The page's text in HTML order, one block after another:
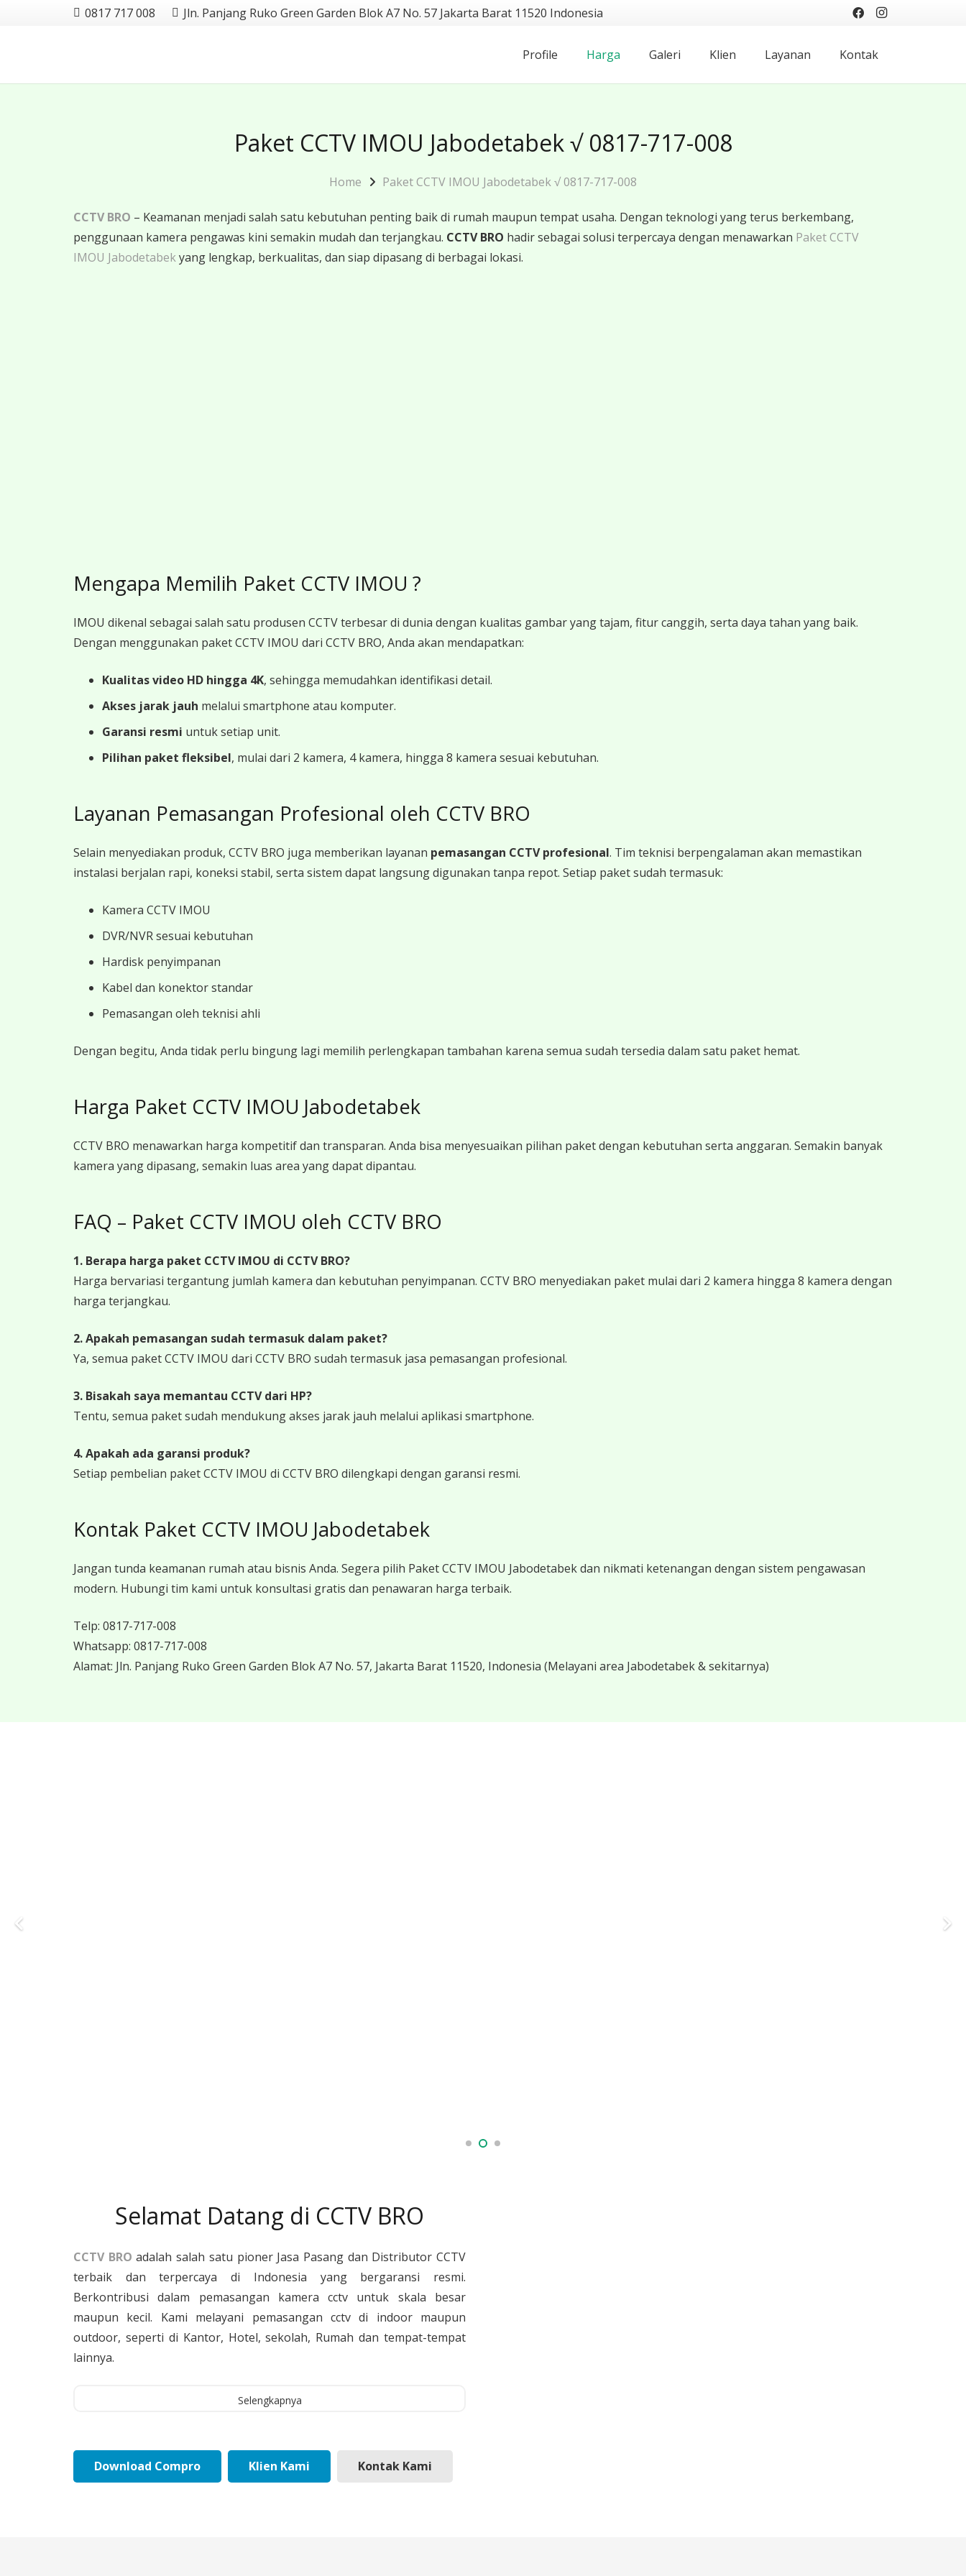
0817 717 008 Jln. Panjang Ruko Green Garden Blok A7 No. 57 Jakarta Barat 11520 Indonesia
Profile Harga Galeri Klien Layanan Kontak
Paket CCTV IMOU Jabodetabek √ 0817-717-008
Home Paket CCTV IMOU Jabodetabek √ 0817-717-008
CCTV BRO – Keamanan menjadi salah satu kebutuhan penting baik di rumah maupun tempat usaha. Dengan teknologi yang terus berkembang,
penggunaan kamera pengawas kini semakin mudah dan terjangkau. CCTV BRO hadir sebagai solusi terpercaya dengan menawarkan Paket CCTV
IMOU Jabodetabekyang lengkap, berkualitas, dan siap dipasang di berbagai lokasi.
Mengapa Memilih Paket CCTV IMOU ?
IMOU dikenal sebagai salah satu produsen CCTV terbesar di dunia dengan kualitas gambar yang tajam, fitur canggih, serta daya tahan yang baik.
Dengan menggunakan paket CCTV IMOU dari CCTV BRO, Anda akan mendapatkan:
Kualitas video HD hingga 4K, sehingga memudahkan identifikasi detail.
Akses jarak jauh melalui smartphone atau komputer.
Garansi resmi untuk setiap unit.
Pilihan paket fleksibel, mulai dari 2 kamera, 4 kamera, hingga 8 kamera sesuai kebutuhan.
Layanan Pemasangan Profesional oleh CCTV BRO
Selain menyediakan produk, CCTV BRO juga memberikan layanan pemasangan CCTV profesional. Tim teknisi berpengalaman akan memastikan
instalasi berjalan rapi, koneksi stabil, serta sistem dapat langsung digunakan tanpa repot. Setiap paket sudah termasuk:
Kamera CCTV IMOU
DVR/NVR sesuai kebutuhan
Hardisk penyimpanan
Kabel dan konektor standar
Pemasangan oleh teknisi ahli
Dengan begitu, Anda tidak perlu bingung lagi memilih perlengkapan tambahan karena semua sudah tersedia dalam satu paket hemat.
Harga Paket CCTV IMOU Jabodetabek
CCTV BRO menawarkan harga kompetitif dan transparan. Anda bisa menyesuaikan pilihan paket dengan kebutuhan serta anggaran. Semakin banyak
kamera yang dipasang, semakin luas area yang dapat dipantau.
FAQ – Paket CCTV IMOU oleh CCTV BRO
1. Berapa harga paket CCTV IMOU di CCTV BRO?
Harga bervariasi tergantung jumlah kamera dan kebutuhan penyimpanan. CCTV BRO menyediakan paket mulai dari 2 kamera hingga 8 kamera dengan
harga terjangkau.
2. Apakah pemasangan sudah termasuk dalam paket?
Ya, semua paket CCTV IMOU dari CCTV BRO sudah termasuk jasa pemasangan profesional.
3. Bisakah saya memantau CCTV dari HP?
Tentu, semua paket sudah mendukung akses jarak jauh melalui aplikasi smartphone.
4. Apakah ada garansi produk?
Setiap pembelian paket CCTV IMOU di CCTV BRO dilengkapi dengan garansi resmi.
Kontak Paket CCTV IMOU Jabodetabek
Jangan tunda keamanan rumah atau bisnis Anda. Segera pilih Paket CCTV IMOU Jabodetabek dan nikmati ketenangan dengan sistem pengawasan
modern. Hubungi tim kami untuk konsultasi gratis dan penawaran harga terbaik.
Telp: 0817-717-008
Whatsapp: 0817-717-008
Alamat: Jln. Panjang Ruko Green Garden Blok A7 No. 57, Jakarta Barat 11520, Indonesia (Melayani area Jabodetabek & sekitarnya)
Selamat Datang di CCTV BRO
CCTV BRO adalah salah satu pioner Jasa Pasang dan Distributor CCTV
terbaik dan terpercaya di Indonesia yang bergaransi resmi.
Berkontribusi dalam pemasangan kamera cctv untuk skala besar
maupun kecil. Kami melayani pemasangan cctv di indoor maupun
outdoor, seperti di Kantor, Hotel, sekolah, Rumah dan tempat-tempat
lainnya.
Selengkapnya
Download Compro Klien Kami Kontak Kami